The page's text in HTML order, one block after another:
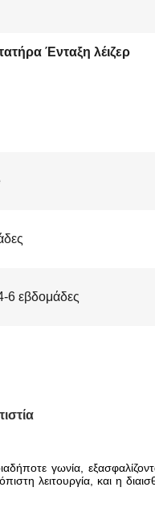
Ένταξη λέιζερ
6 εβδομάδες
γωνία,
λειτουργία, και η